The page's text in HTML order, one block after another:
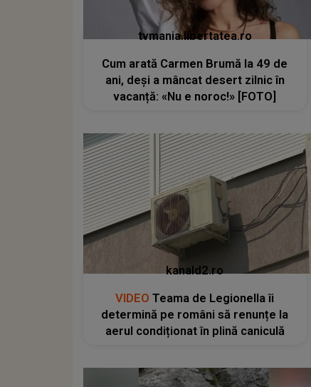
tvmania.libertatea.ro
Cum arată Carmen Brumă la 49 de
ani, deși a mâncat desert zilnic în
vacanță: «Nu e noroc!» [FOTO]
kanald2.ro
VIDEO Teama de Legionella îi
determină pe români să renunțe la
aerul condiționat în plină caniculă